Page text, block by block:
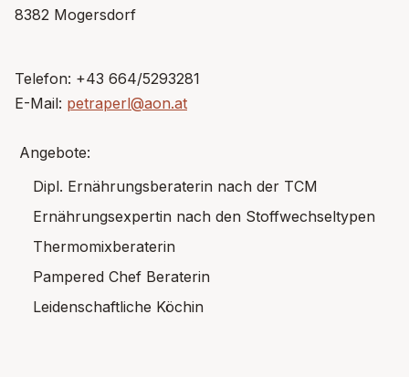
8382 Mogersdorf
Telefon: +43 664/5293281
E-Mail: petraperl@aon.at
Angebote:
Dipl. Ernährungsberaterin nach der TCM
Ernährungsexpertin nach den Stoffwechseltypen
Thermomixberaterin
Pampered Chef Beraterin
Leidenschaftliche Köchin